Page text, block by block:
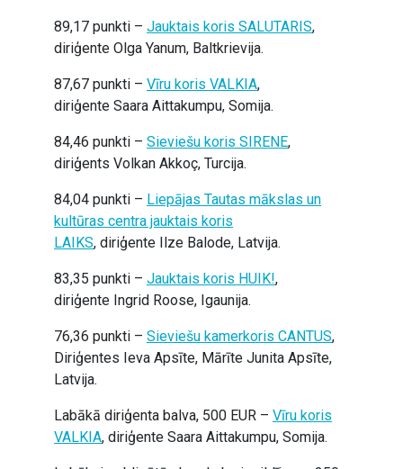
89,17 punkti – Jauktais koris SALUTARIS,
diriģente Olga Yanum, Baltkrievija.
87,67 punkti – Vīru koris VALKIA,
diriģente Saara Aittakumpu, Somija.
84,46 punkti – Sieviešu koris SIRENE,
diriģents Volkan Akkoç, Turcija.
84,04 punkti – Liepājas Tautas mākslas un
kultūras centra jauktais koris
LAIKS, diriģente Ilze Balode, Latvija.
83,35 punkti – Jauktais koris HUIK!,
diriģente Ingrid Roose, Igaunija.
76,36 punkti – Sieviešu kamerkoris CANTUS,
Diriģentes Ieva Apsīte, Mārīte Junita Apsīte,
Latvija.
Labākā diriģenta balva, 500 EUR – Vīru koris
VALKIA, diriģente Saara Aittakumpu, Somija.